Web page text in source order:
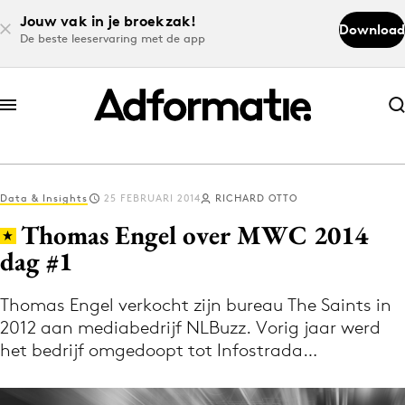
Jouw vak in je broekzak!
De beste leeservaring met de app
Download
Abonneer nu
Abonneer nu
Log in
Volg het laatste nieuws via de Adformatie
Nieuws app
Data & Insights 25 FEBRUARI 2014 RICHARD OTTO
Thomas Engel over MWC 2014
dag #1
Thomas Engel verkocht zijn bureau The Saints in
2012 aan mediabedrijf NLBuzz. Vorig jaar werd
het bedrijf omgedoopt tot Infostrada…